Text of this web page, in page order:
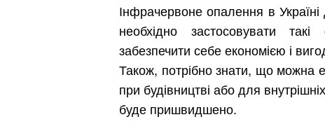
Інфрачервоне опалення в
необхідно застосовувати
забезпечити себе економією і
Також, потрібно знати, що можна
при будівництві або для
буде пришвидшено.